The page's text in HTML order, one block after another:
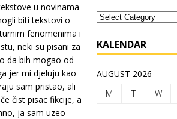
u novinama
biti tekstovi o
fenomenima i
neki su pisani za
da bih mogao od
jer mi djeluju kao
sam pristao, ali
čist pisac fikcije, a
ja sam uzeo
KALENDAR
AUGUST 2026
M
T W